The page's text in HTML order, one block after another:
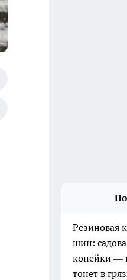
Резиновая
шин:
копейки —
тонет в